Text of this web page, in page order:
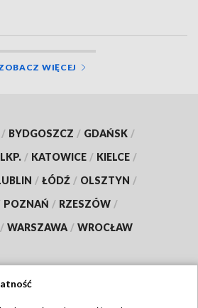
WIĘCEJ
/ BYDGOSZCZ / GDAŃSK /
/ KATOWICE / KIELCE /
/ ŁÓDŹ / OLSZTYN /
POZNAŃ / RZESZÓW /
/ WARSZAWA / WROCŁAW